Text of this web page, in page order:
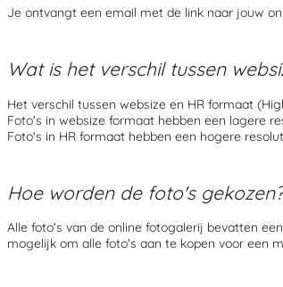
Je ontvangt een email met de link naar jouw
Wat is het verschil tussen
Het verschil tussen websize en HR formaat
Foto's in websize formaat hebben een lagere
Foto's in HR formaat hebben een hogere
Hoe worden de foto's gekozen?
Alle foto's van de online fotogalerij bevatten
mogelijk om alle foto's aan te kopen voor een